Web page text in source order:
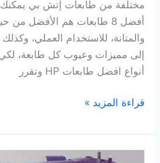
مختلفة من طابعات إتش بي يمكنك
أفضل 8 طابعات هم الأفضل من
والمتانة، للاستخدام العملي،
إلى مميزات وعيوب كل طابعة،
أنواع افضل طابعات HP وتقرر
افضل
HP
قراءة المزيد »